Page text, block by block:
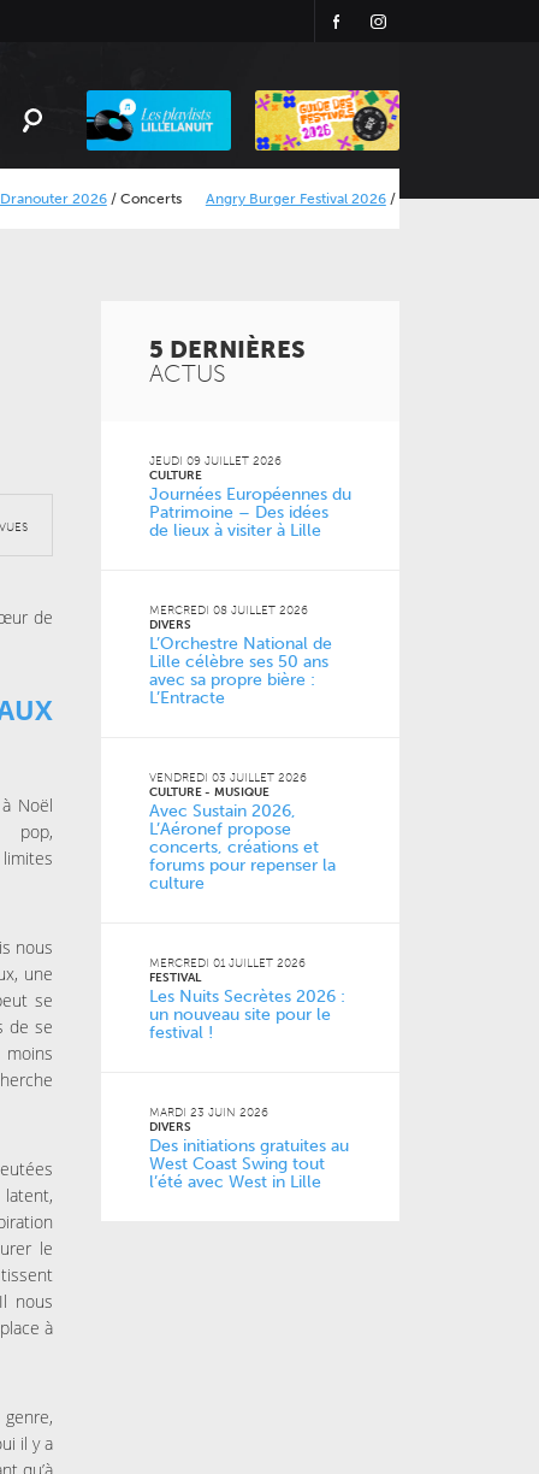
Playlist
LillelaNuit
/Concerts Angry Burger Festival 2026/Concerts Le Calais Street Art
de
Noël
nous
une
se
de se
le
nous
à
il y a
5 DERNIÈRES
ACTUS
JEUDI 09 JUILLET 2026
CULTURE
Journées Européennes du
Patrimoine – Des idées
de lieux à visiter à Lille
MERCREDI 08 JUILLET 2026
DIVERS
L’Orchestre National de
Lille célèbre ses 50 ans
avec sa propre bière :
L’Entracte
VENDREDI 03 JUILLET 2026
CULTURE
MUSIQUE
Avec Sustain 2026,
L’Aéronef propose
concerts, créations et
forums pour repenser la
culture
MERCREDI 01 JUILLET 2026
FESTIVAL
Les Nuits Secrètes 2026 :
un nouveau site pour le
festival !
MARDI 23 JUIN 2026
DIVERS
Des initiations gratuites au
West Coast Swing tout
l’été avec West in Lille